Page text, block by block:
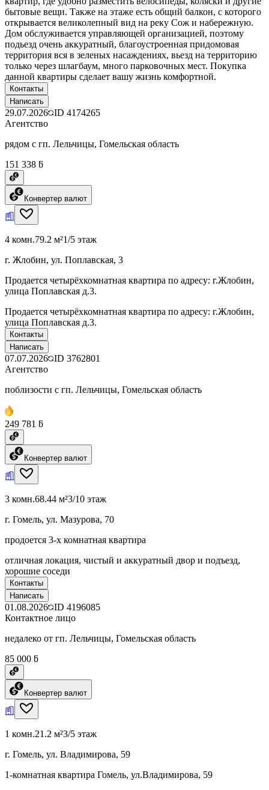
бытовые вещи. Также на этаже есть общий балкон, с которого
открывается великолепный вид на реку Сож и набережную.
Дом обслуживается управляющей организацией, поэтому
подьезд очень аккуратный, благоустроенная придомовая
территория вся в зеленых насаждениях, вьезд на территорию
только через шлагбаум, много парковочных мест. Покупка
данной квартиры сделает вашу жизнь комфортной.
Контакты
Написать
29.07.2026 ID 4174265
Агентство
рядом с гп. Лельчицы, Гомельская область
151 338 ƃ
Конвертер валют
4 комн.79.2 м²1/5 этаж
г. Жлобин, ул. Поплавская, 3
Продается четырёхкомнатная квартира по адресу: г.Жлобин,
улица Поплавская д.3.
Продается четырёхкомнатная квартира по адресу: г.Жлобин,
улица Поплавская д.3.
Контакты
Написать
07.07.2026 ID 3762801
Агентство
поблизости с гп. Лельчицы, Гомельская область
249 781 ƃ
Конвертер валют
3 комн.68.44 м²3/10 этаж
г. Гомель, ул. Мазурова, 70
продоется 3-х комнатная квартира
отличная локация, чистый и аккуратный двор и подъезд,
хорошие соседи
Контакты
Написать
01.08.2026 ID 4196085
Контактное лицо
недалеко от гп. Лельчицы, Гомельская область
85 000 ƃ
Конвертер валют
1 комн.21.2 м²3/5 этаж
г. Гомель, ул. Владимирова, 59
1-комнатная квартира Гомель, ул.Владимирова, 59